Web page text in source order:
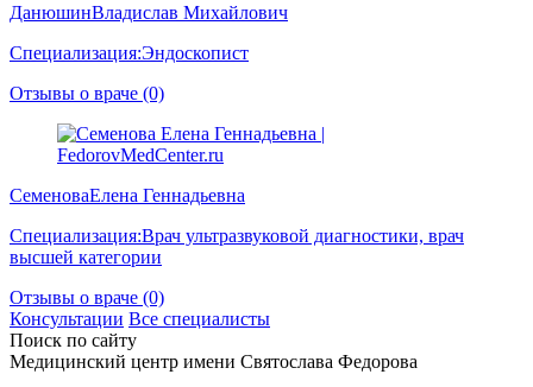
ДанюшинВладислав Михайлович
Специализация:Эндоскопист
Отзывы о враче (0)
СеменоваЕлена Геннадьевна
Специализация:Врач ультразвуковой диагностики, врач
высшей категории
Отзывы о враче (0)
Консультации Все специалисты
Поиск по сайту
Медицинский центр имени Святослава Федорова